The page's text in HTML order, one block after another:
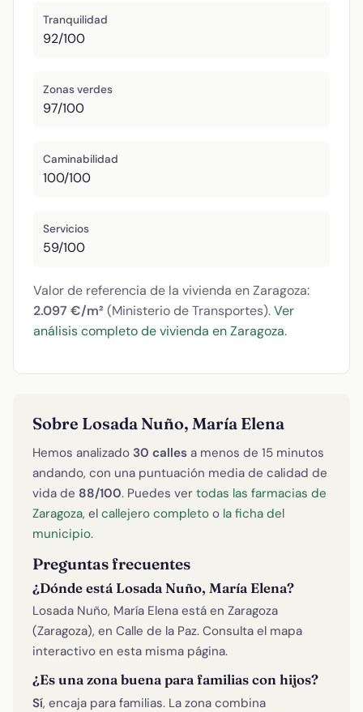
Tranquilidad
92/100
Zonas verdes
97/100
Caminabilidad
100/100
Servicios
59/100
Valor de referencia de la vivienda en Zaragoza:
2.097 €/m² (Ministerio de Transportes).Ver
análisis completo de vivienda en Zaragoza.
Sobre Losada Nuño, María Elena
Hemos analizado 30 calles a menos de 15 minutos
andando, con una puntuación media de calidad de
vida de 88/100. Puedes ver todas las farmacias de
Zaragoza, el callejero completo o la ficha del
municipio.
Preguntas frecuentes
¿Dónde está Losada Nuño, María Elena?
Losada Nuño, María Elena está en Zaragoza
(Zaragoza), en Calle de la Paz. Consulta el mapa
interactivo en esta misma página.
¿Es una zona buena para familias con hijos?
Sí, encaja para familias. La zona combina